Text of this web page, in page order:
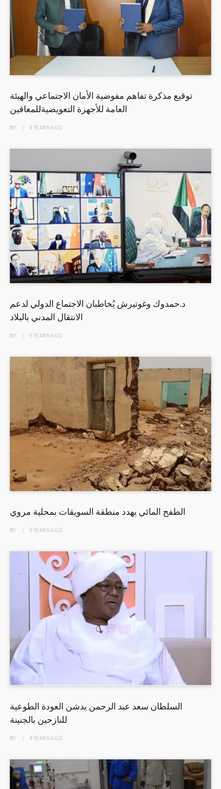
توقيع مذكرة تفاهم مفوضية الأمان الاجتماعي والهيئة
العامة للأجهزة التعويضيةللمعاقين
BY 4 YEARSAGO
د.حمدوك وغوتيرش يُخاطبان الاجتماع الدولي لدعم
الانتقال المدني بالبلاد
BY 5 YEARSAGO
الطفح المائي يهدد منطقة السويقات بمحلية مروي
BY 5 YEARSAGO
السلطان سعد عبد الرحمن يدشن العودة الطوعية
للنازحين بالجنينة
BY 4 YEARSAGO